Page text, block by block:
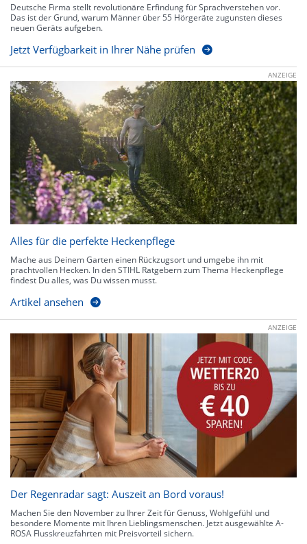
Deutsche Firma stellt revolutionäre Erfindung für Sprachverstehen vor.
Das ist der Grund, warum Männer über 55 Hörgeräte zugunsten dieses
neuen Geräts aufgeben.
Jetzt Verfügbarkeit in Ihrer Nähe prüfen
ANZEIGE
Alles für die perfekte Heckenpflege
Mache aus Deinem Garten einen Rückzugsort und umgebe ihn mit
prachtvollen Hecken. In den STIHL Ratgebern zum Thema Heckenpflege
findest Du alles, was Du wissen musst.
Artikel ansehen
ANZEIGE
Der Regenradar sagt: Auszeit an Bord voraus!
Machen Sie den November zu Ihrer Zeit für Genuss, Wohlgefühl und
besondere Momente mit Ihren Lieblingsmenschen. Jetzt ausgewählte A-
ROSA Flusskreuzfahrten mit Preisvorteil sichern.